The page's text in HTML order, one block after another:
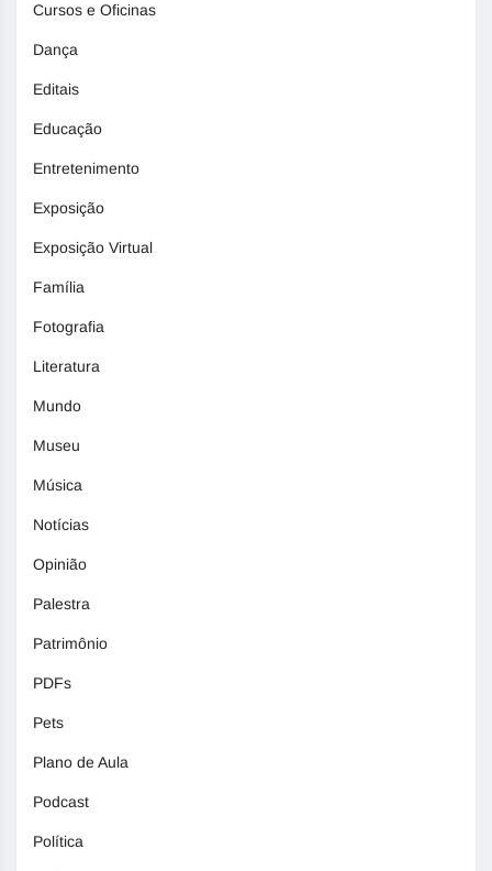
Cursos e Oficinas
Dança
Editais
Educação
Entretenimento
Exposição
Exposição Virtual
Família
Fotografia
Literatura
Mundo
Museu
Música
Notícias
Opinião
Palestra
Patrimônio
PDFs
Pets
Plano de Aula
Podcast
Política